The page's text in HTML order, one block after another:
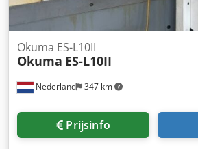
Nederland 347 km
Okuma ES-L10II
Okuma ES-L10II
Prijsinfo